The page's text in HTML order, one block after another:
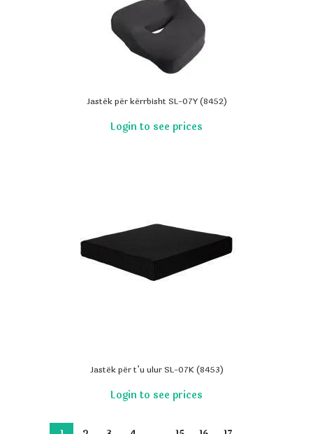
Jastëk për kërrbisht SL-07Y (8452)
Jastëk për t’u ulur SL-07K (8453)